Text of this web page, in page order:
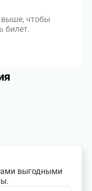
выше, чтобы
билет.
выгодными